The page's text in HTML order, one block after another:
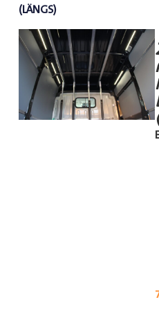
(LÄNGS)